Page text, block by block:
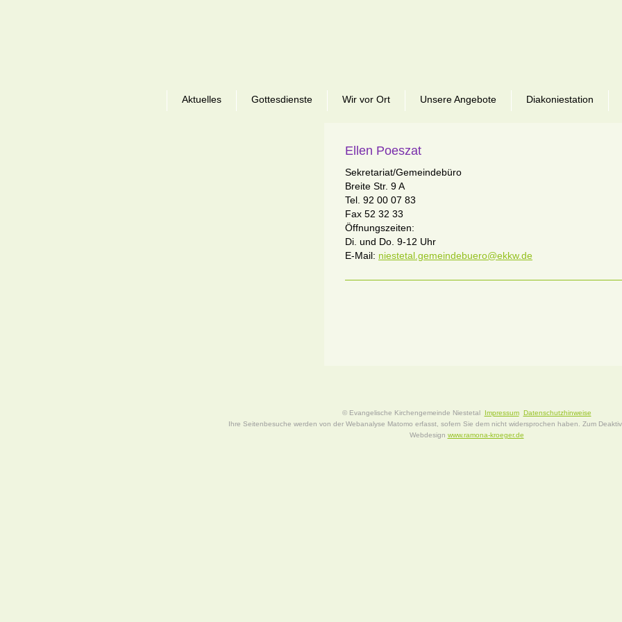
Aktuelles Gottesdienste Wir vor Ort Unsere Angebote Diakoniestation
Ellen Poeszat
Sekretariat/Gemeindebüro
Breite Str. 9 A
Tel. 92 00 07 83
Fax 52 32 33
Öffnungszeiten:
Di. und Do. 9-12 Uhr
E-Mail: niestetal.gemeindebuero@ekkw.de
© Evangelische Kirchengemeinde Niestetal Impressum Datenschutzhinweise
Ihre Seitenbesuche werden von der Webanalyse Matomo erfasst, sofern Sie dem nicht widersprochen haben. Zum
Webdesign www.ramona-kroeger.de